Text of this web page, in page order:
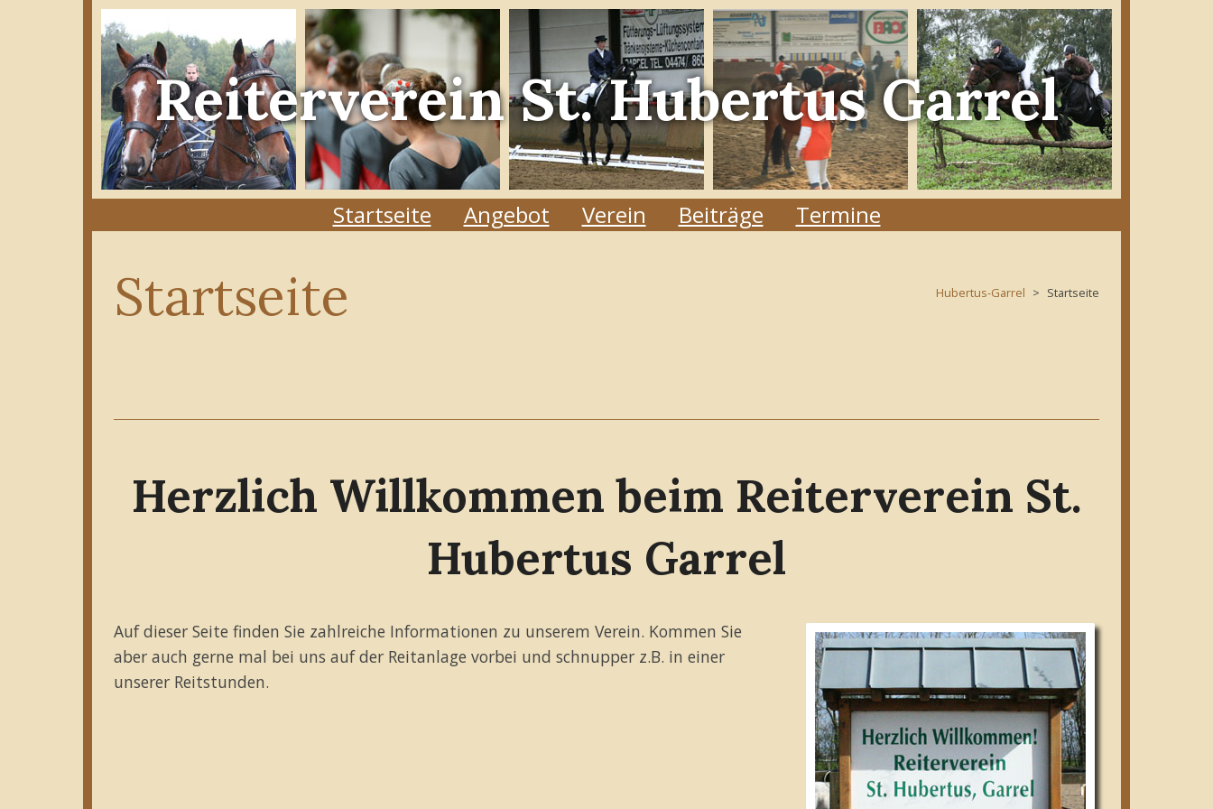
ReitervereinSt. Hubertus Garrel
Startseite Angebot Verein Beiträge Termine
Startseite Hubertus-Garrel Startseite
Herzlich Willkommen beim Reiterverein St.
Hubertus Garrel
Auf dieser Seite finden Sie zahlreiche Informationen zu unserem Verein. Kommen Sie
aber auch gerne mal bei uns auf der Reitanlage vorbei und schnupper z.B. in einer
unserer Reitstunden.